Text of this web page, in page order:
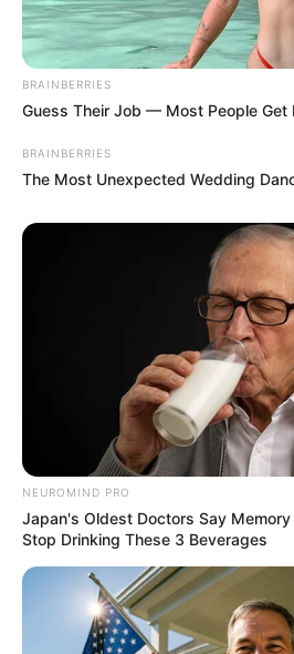
BRAINBERRIES
Have You Seen Her GRWM?
BRAINBERRIES
Guess Their Job — Most People Get
BRAINBERRIES
The Most Unexpected Wedding
NEUROMIND PRO
Japan's Oldest Doctors Say
Stop Drinking These 3 Beverages